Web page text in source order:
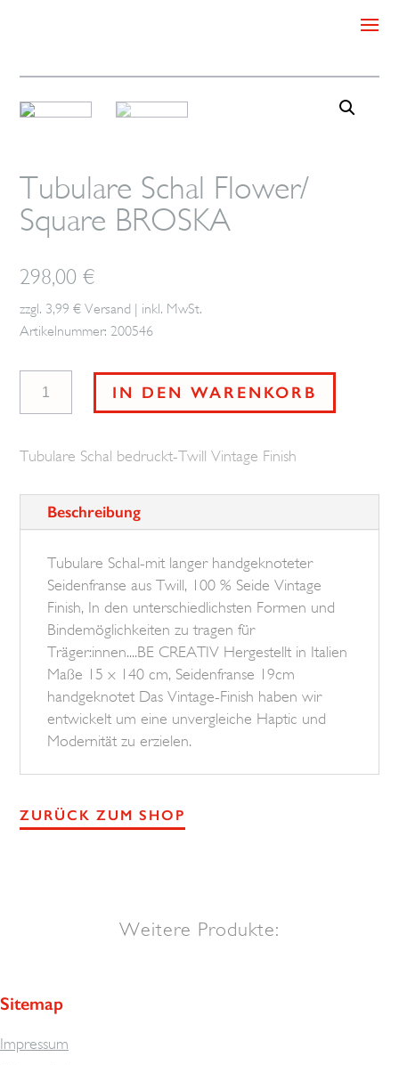
Tubulare Schal Flower/
Square BROSKA
298,00€
zzgl. 3,99 € Versand | inkl. MwSt.
Artikelnummer: 200546
Square
Menge
IN DEN WARENKORB
Tubulare Schal bedruckt-Twill Vintage Finish
Beschreibung
Tubulare Schal-mit langer handgeknoteter
Seidenfranse aus Twill, 100 % Seide Vintage
Finish, In den unterschiedlichsten Formen und
Bindemöglichkeiten zu tragen für
Träger:innen....BE CREATIV Hergestellt in Italien
Maße 15 x 140 cm, Seidenfranse 19cm
handgeknotet Das Vintage-Finish haben wir
entwickelt um eine unvergleiche Haptic und
Modernität zu erzielen.
ZURÜCK ZUM SHOP
Weitere Produkte:
Sitemap
Impressum